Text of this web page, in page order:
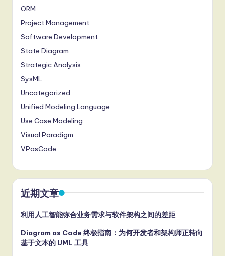
ORM
Project Management
Software Development
State Diagram
Strategic Analysis
SysML
Uncategorized
Unified Modeling Language
Use Case Modeling
Visual Paradigm
VPasCode
近期文章
利用人工智能弥合业务需求与软件架构之间的差距
Diagram as Code 终极指南：为何开发者和架构师正转向
基于文本的 UML 工具